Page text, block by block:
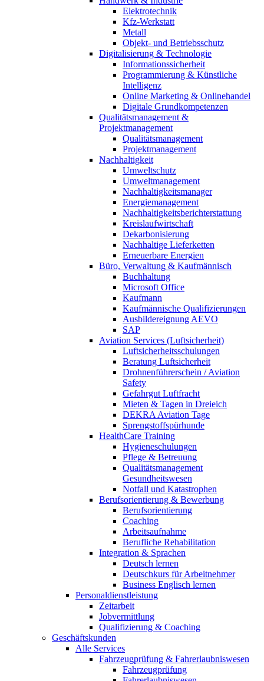
Elektrotechnik
Kfz-Werkstatt
Metall
Objekt- und Betriebsschutz
Digitalisierung & Technologie
Informationssicherheit
Programmierung & Künstliche
Intelligenz
Online Marketing & Onlinehandel
Digitale Grundkompetenzen
Qualitätsmanagement &
Projektmanagement
Qualitätsmanagement
Projektmanagement
Nachhaltigkeit
Umweltschutz
Umweltmanagement
Nachhaltigkeitsmanager
Energiemanagement
Nachhaltigkeitsberichterstattung
Kreislaufwirtschaft
Dekarbonisierung
Nachhaltige Lieferketten
Erneuerbare Energien
Büro, Verwaltung & Kaufmännisch
Buchhaltung
Microsoft Office
Kaufmann
Kaufmännische Qualifizierungen
Ausbildereignung AEVO
SAP
Aviation Services (Luftsicherheit)
Luftsicherheitsschulungen
Beratung Luftsicherheit
Drohnenführerschein / Aviation
Safety
Gefahrgut Luftfracht
Mieten & Tagen in Dreieich
DEKRA Aviation Tage
Sprengstoffspürhunde
HealthCare Training
Hygieneschulungen
Pflege & Betreuung
Qualitätsmanagement
Gesundheitswesen
Notfall und Katastrophen
Berufsorientierung & Bewerbung
Berufsorientierung
Coaching
Arbeitsaufnahme
Berufliche Rehabilitation
Integration & Sprachen
Deutsch lernen
Deutschkurs für Arbeitnehmer
Business Englisch lernen
Personaldienstleistung
Zeitarbeit
Jobvermittlung
Qualifizierung & Coaching
Geschäftskunden
Alle Services
Fahrzeugprüfung & Fahrerlaubniswesen
Fahrzeugprüfung